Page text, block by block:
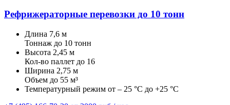
Рефрижераторные перевозки до 10 тонн
Длина 7,6 м
Тоннаж до 10 тонн
Высота 2,45 м
Кол-во паллет до 16
Ширина 2,75 м
Объем до 55 м³
Температурный режим от – 25 °C до +25 °C